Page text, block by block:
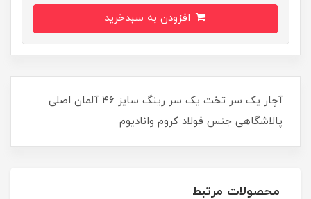
آچار یک سر تخت یک سر رینگ سایز ۴۶ آلمان اصلی
پالاشگاهی جنس فولاد کروم وانادیوم
محصولات مرتبط